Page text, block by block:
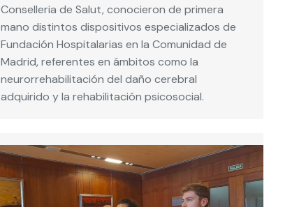
Conselleria de Salut, conocieron de primera
mano distintos dispositivos especializados de
Fundación Hospitalarias en la Comunidad de
Madrid, referentes en ámbitos como la
neurorrehabilitación del daño cerebral
adquirido y la rehabilitación psicosocial.